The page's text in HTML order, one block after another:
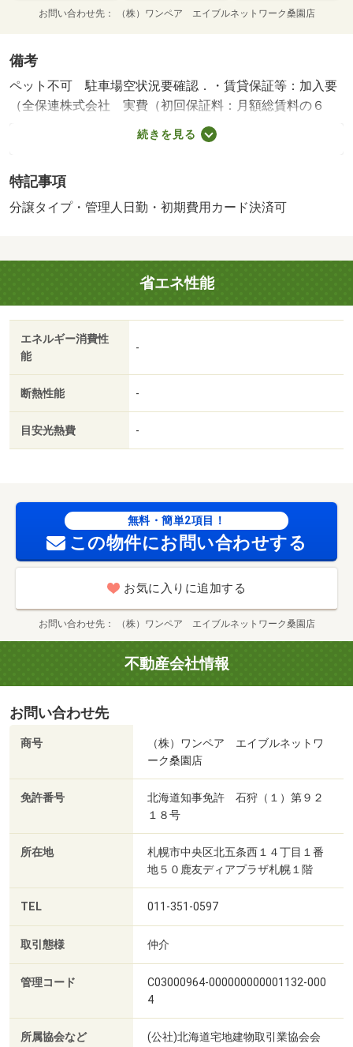
お問い合わせ先 （株）ワンペア エイブルネットワーク桑園店
備考
ペット不可 駐車場空状況要確認．・賃貸保証等：加入要
（全保連株式会社 実費（初回保証料：月額総賃料の６
０％ 年更新保証料：１００００円 引落手数料：月額４
４０円））・維持費等：２４時間管理費１，１００円／
は諸費用抑えて安心 送迎・現地待合せ・オンライン対
応 個室相談 当店未掲載物件もご紹介・駐輪場：有/水廻
続きを見る
特記事項
分譲タイプ・管理人日勤・初期費用カード決済可
省エネ性能
エネルギー消費性
能
-
断熱性能 -
目安光熱費 -
無料・簡単2項目！
この物件にお問い合わせする
お気に入りに追加する
お問い合わせ先 （株）ワンペア エイブルネットワーク桑園店
不動産会社情報
お問い合わせ先
商号
（株）ワンペア エイブルネットワ
ーク桑園店
免許番号
北海道知事免許 石狩（１）第９２
１８号
所在地
札幌市中央区北五条西１４丁目１番
地５０鹿友ディアプラザ札幌１階
TEL 011-351-0597
取引態様 仲介
管理コード
C03000964-000000000001132-000
4
所属協会など
(公社)北海道宅地建物取引業協会会